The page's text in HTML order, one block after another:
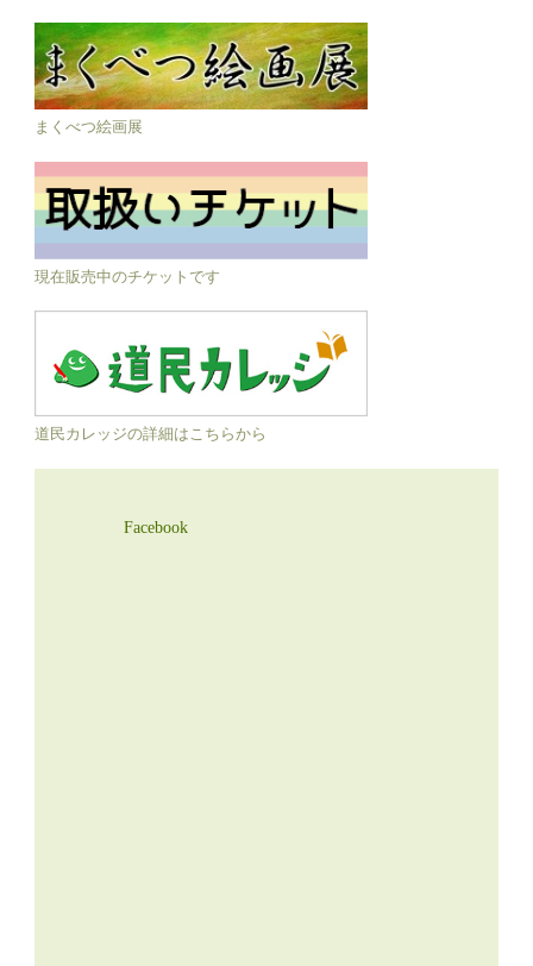
現在販売中のチケットです
道民カレッジの詳細はこちらから
Facebook